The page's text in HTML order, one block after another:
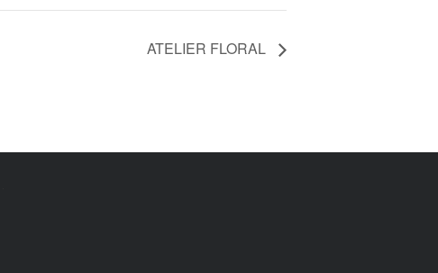
ATELIER FLORAL